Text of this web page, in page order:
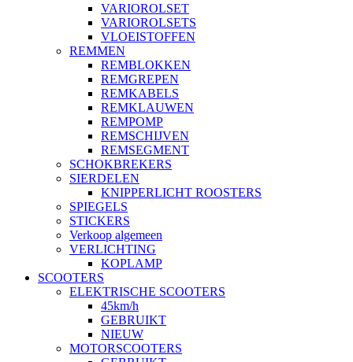
VARIOROLSET
VARIOROLSETS
VLOEISTOFFEN
REMMEN
REMBLOKKEN
REMGREPEN
REMKABELS
REMKLAUWEN
REMPOMP
REMSCHIJVEN
REMSEGMENT
SCHOKBREKERS
SIERDELEN
KNIPPERLICHT ROOSTERS
SPIEGELS
STICKERS
Verkoop algemeen
VERLICHTING
KOPLAMP
SCOOTERS
ELEKTRISCHE SCOOTERS
45km/h
GEBRUIKT
NIEUW
MOTORSCOOTERS